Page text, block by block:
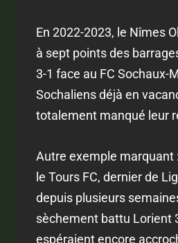
En 2022-2023, le Nîmes
à sept points des
3-1 face au FC Sochaux-
Sochaliens déjà en
totalement manqué leur
Autre exemple marquant
le Tours FC, dernier de
depuis plusieurs
sèchement battu Lorient
espéraient encore